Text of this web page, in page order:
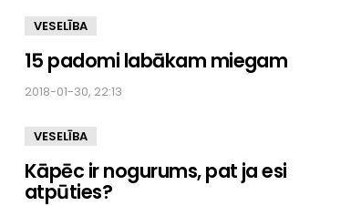
VESELĪBA
15 padomi labākam miegam
2018-01-30, 22:13
VESELĪBA
Kāpēc ir nogurums, pat ja esi
atpūties?